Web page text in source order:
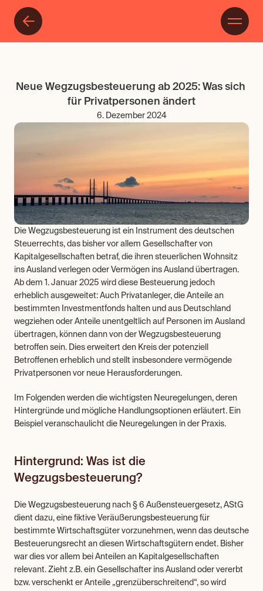
Neue Wegzugsbesteuerung ab 2025: Was sich
für Privatpersonen ändert
6. Dezember 2024
Die Wegzugsbesteuerung ist ein Instrument des deutschen
Steuerrechts, das bisher vor allem Gesellschafter von
Kapitalgesellschaften betraf, die ihren steuerlichen Wohnsitz
ins Ausland verlegen oder Vermögen ins Ausland übertragen.
Ab dem 1. Januar 2025 wird diese Besteuerung jedoch
erheblich ausgeweitet: Auch Privatanleger, die Anteile an
bestimmten Investmentfonds halten und aus Deutschland
wegziehen oder Anteile unentgeltlich auf Personen im Ausland
übertragen, können dann von der Wegzugsbesteuerung
betroffen sein. Dies erweitert den Kreis der potenziell
Betroffenen erheblich und stellt insbesondere vermögende
Privatpersonen vor neue Herausforderungen.
Im Folgenden werden die wichtigsten Neuregelungen, deren
Hintergründe und mögliche Handlungsoptionen erläutert. Ein
Beispiel veranschaulicht die Neuregelungen in der Praxis.
Hintergrund: Was ist die
Wegzugsbesteuerung?
Die Wegzugsbesteuerung nach § 6 Außensteuergesetz, AStG
dient dazu, eine fiktive Veräußerungsbesteuerung für
bestimmte Wirtschaftsgüter vorzunehmen, wenn das deutsche
Besteuerungsrecht an diesen Wirtschaftsgütern endet. Bisher
war dies vor allem bei Anteilen an Kapitalgesellschaften
relevant. Zieht z.B. ein Gesellschafter ins Ausland oder vererbt
bzw. verschenkt er Anteile „grenzüberschreitend“, so wird